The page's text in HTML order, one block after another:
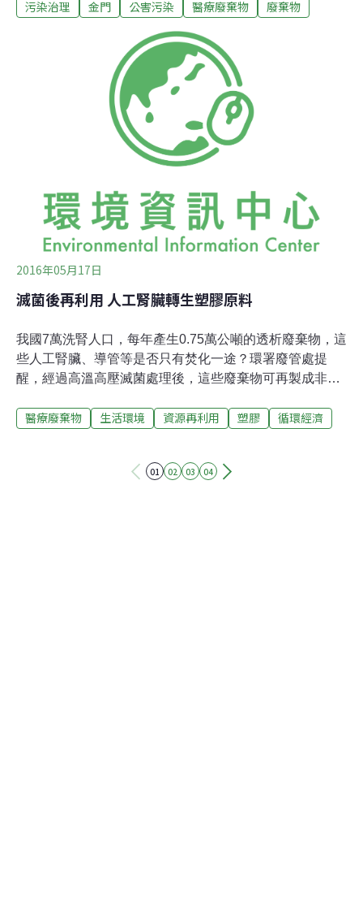
當年戍守官兵和老一輩居民所津津樂道。 最近，東沙村民
卻在整地時發現點滴瓶、藥瓶等大量醫療廢棄物，怵目驚
心景況讓村民十分憂心。由於東沙醫院舊址範圍頗大，拆
除後閒置近20年，卻因為整地「出土」醫療廢棄物，引來
地方文史工作者相繼探訪，包括原做為醫院大門，有衛兵
站崗的閩南古厝前古井、蓄水池壁留有「總統萬歲」、
「中華民國萬歲」等歷史刻痕，都成為大家爭相拍照的目
標，網路也有不少退伍老兵加入討論，回憶當年戍守前
污染治理 金門 公害污染 醫療廢棄物 廢棄物
2016年05月17日
滅菌後再利用 人工腎臟轉生塑膠原料
我國7萬洗腎人口，每年產生0.75萬公噸的透析廢棄物，這
些人工腎臟、導管等是否只有焚化一途？環署廢管處提
醒，經過高溫高壓滅菌處理後，這些廢棄物可再製成非食
有七成洗腎醫療機構選擇滅菌再利用的處理方式，約有
物，其中9萬公噸屬無害的生活廢棄物，剩下的3萬噸則屬
醫療廢棄物 生活環境 資源再利用 塑膠 循環經濟
01 02 03 04